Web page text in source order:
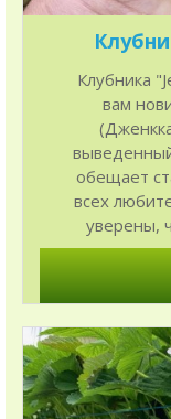
Клубника
вам
обещает
всех
уверены,